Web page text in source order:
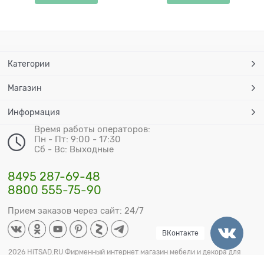
Категории
Магазин
Информация
Время работы операторов:
Пн - Пт: 9:00 - 17:30
Сб - Вс: Выходные
8495 287-69-48
8800 555-75-90
Прием заказов через сайт: 24/7
2026 HiTSAD.RU Фирменный интернет магазин мебели и декора для
ВКонтакте